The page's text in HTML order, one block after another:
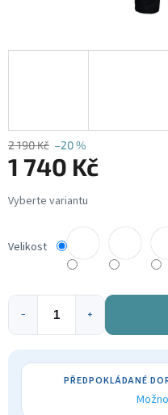
2 190 Kč –20 %
1 740 Kč
Měrná
cena:
Velikost
+
−